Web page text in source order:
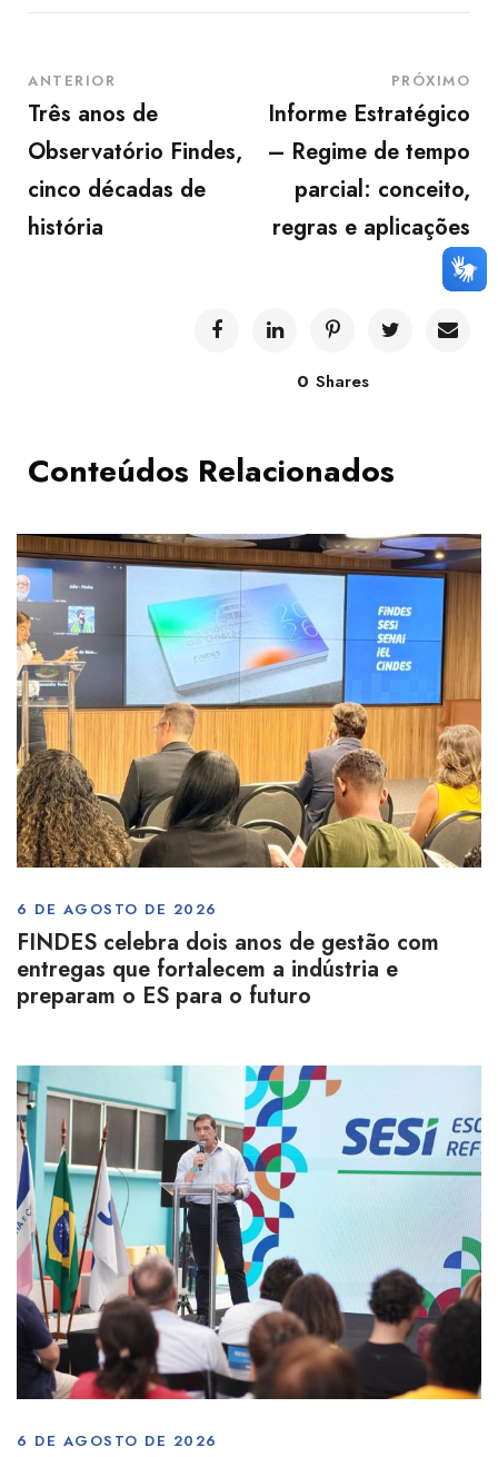
ANTERIOR
Três anos de
Observatório Findes,
cinco décadas de
história
PRÓXIMO
Informe Estratégico
– Regime de tempo
parcial: conceito,
regras e aplicações
0 Shares
Conteúdos Relacionados
6 DE AGOSTO DE 2026
FINDES celebra dois anos de gestão com
entregas que fortalecem a indústria e
preparam o ES para o futuro
6 DE AGOSTO DE 2026